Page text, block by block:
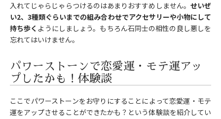
入れてじゃらじゃらつけるのはあまりおすすめしません。 せいぜ
い2、3種類ぐらいまでの組み合わせでアクセサリーや小物にして
持ち歩く ようにしましょう。もちろん石同士の相性の良し悪しを
忘れてはいけません。
パワーストーンで恋愛運・モテ運アッ
プしたかも！体験談
ここでパワーストーンをお守りにすることによって恋愛運・モテ
運をアップさせることができたかも？という体験談を紹介してい